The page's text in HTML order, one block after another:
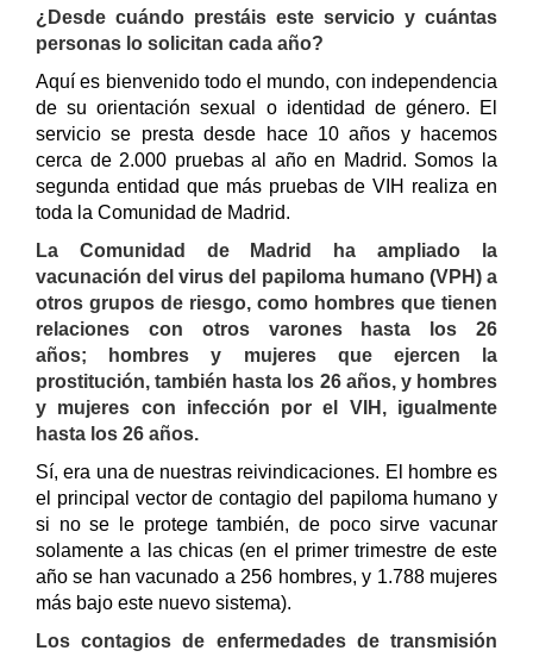
¿Desde cuándo prestáis este servicio y cuántas
personas lo solicitan cada año?
Aquí es bienvenido todo el mundo, con independencia
de su orientación sexual o identidad de género.
El
servicio se presta desde hace 10 años y hacemos
cerca de 2.000 pruebas al año en Madrid. Somos la
segunda entidad que más pruebas de VIH realiza en
toda la Comunidad de Madrid.
La Comunidad de Madrid ha ampliado la
vacunación del virus del papiloma humano (VPH) a
otros grupos de riesgo, como hombres que tienen
relaciones con otros varones hasta los 26
años; hombres y mujeres que ejercen la
prostitución, también hasta los 26 años, y hombres
y mujeres con infección por el VIH, igualmente
hasta los 26 años.
Sí, era una de nuestras reivindicaciones. El hombre es
el principal vector de contagio del papiloma humano y
si no se le protege también, de poco sirve vacunar
solamente a las chicas (en el primer trimestre de este
año se han vacunado a 256 hombres, y 1.788 mujeres
más bajo este nuevo sistema).
Los contagios de enfermedades de transmisión